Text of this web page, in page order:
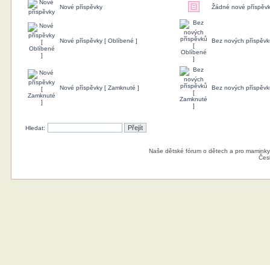
Nové příspěvky Žádné nové
Nové příspěvky [ Oblíbené ] Bez nových
Nové příspěvky [ Zamknuté ] Bez nových
Hledat:
Naše dětské fórum o dětech a pro